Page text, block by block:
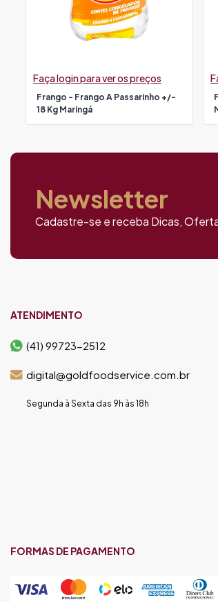
Frango - Frango A Passarinho +/-
18 Kg Maringá
Faça login para ver os preços
Newsletter
Cadastre-se e receba Dicas,
ATENDIMENTO
(41) 99723-2512
digital@goldfoodservice.com.br
Segunda à Sexta das 9h às 18h
FORMAS DE PAGAMENTO